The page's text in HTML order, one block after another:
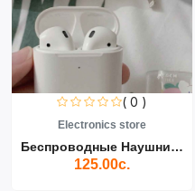
( 0 )
Electronics store
Беспроводные Наушники Air...
125.00с.